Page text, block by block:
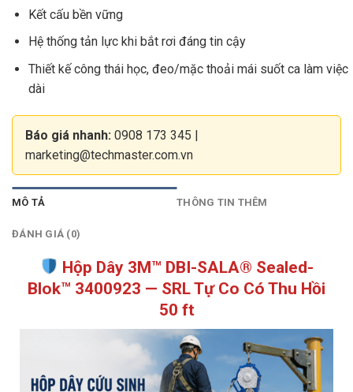
Kết cấu bền vững
Hệ thống tản lực khi bắt rơi đáng tin cậy
Thiết kế công thái học, đeo/mặc thoải mái suốt ca làm việc
dài
Báo giá nhanh: 0908 173 345 |
marketing@techmaster.com.vn
MÔ TẢ THÔNG TIN THÊM
ĐÁNH GIÁ (0)
Hộp Dây 3M™ DBI-SALA® Sealed-
Blok™ 3400923 — SRL Tự Co Có Thu Hồi
50 ft